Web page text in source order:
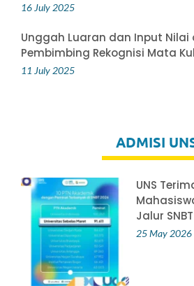
16 July 2025
Unggah Luaran dan Input Nilai
Pembimbing Rekognisi Mata
11 July 2025
ADMISI
UNS
Jalur SNBT
25 May 2026